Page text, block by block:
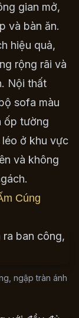
gian mở,
và bàn ăn.
hiệu quả,
rộng rãi và
Nội thất
sofa màu
ốp tường
ở khu vực
và không
Cúng
ngập tràn ánh